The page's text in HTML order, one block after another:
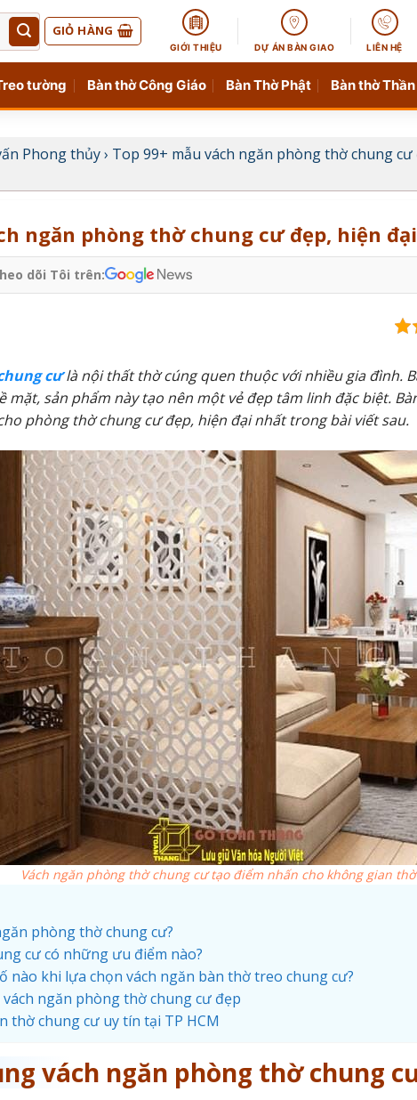
GIỎ HÀNG
GIỚI THIỆU DỰ ÁN BÀN GIAO LIÊN HỆ
tường Bàn thờ Công Giáo Bàn Thờ Phật Bàn thờ
Phong thủy› Top 99+ mẫu vách ngăn phòng thờ chung cư
ngăn phòng thờ chung cư đẹp, hiện đại
dõi Tôi trên:
cưlà nội thất thờ cúng quen thuộc với nhiều gia đình.
sản phẩm này tạo nên một vẻ đẹp tâm linh đặc biệt.
phòng thờ chung cư đẹp, hiện đại nhất trong bài viết sau.
Vách ngăn phòng thờ chung cư tạo điểm nhấn cho không gian
phòng thờ chung cư?
cư có những ưu điểm nào?
nào khi lựa chọn vách ngăn bàn thờ treo chung cư?
ngăn phòng thờ chung cư đẹp
thờ chung cư uy tín tại TP HCM
vách ngăn phòng thờ chung